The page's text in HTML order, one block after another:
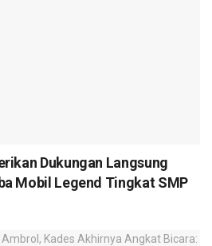
Dukungan Langsung
Mobil Legend Tingkat SMP